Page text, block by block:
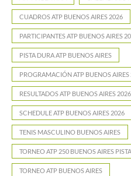
CUADROS ATP BUENOS AIRES 2026
PARTICIPANTES ATP BUENOS AIRES
PISTA DURA ATP BUENOS AIRES
PROGRAMACIÓN ATP BUENOS AIRES
RESULTADOS ATP BUENOS AIRES 2026
SCHEDULE ATP BUENOS AIRES 2026
TENIS MASCULINO BUENOS AIRES
TORNEO ATP 250 BUENOS AIRES
TORNEO ATP BUENOS AIRES